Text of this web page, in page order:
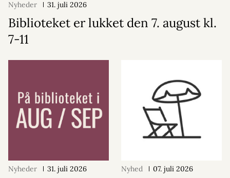
Nyheder 31. juli 2026
Biblioteket er lukket den 7. august kl.
7-11
Nyheder 31. juli 2026 Nyhed 07. juli 2026